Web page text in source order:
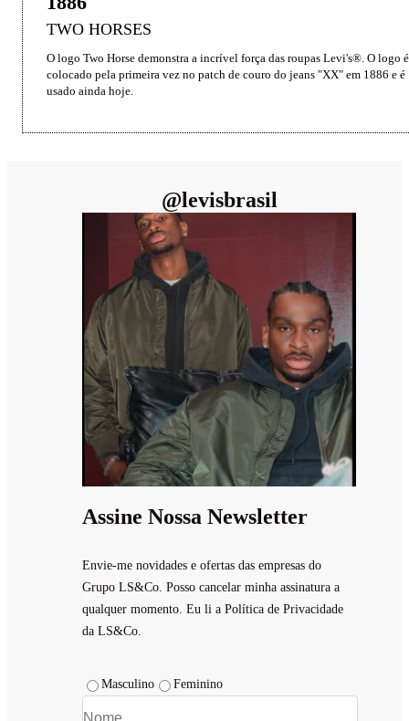
TWO HORSES
O logo Two Horse demonstra a incrível força das roupas Levi's®. O logo é
colocado pela primeira vez no patch de couro do jeans "XX" em 1886 e é
usado ainda hoje.
@levisbrasil
Assine Nossa Newsletter
Envie-me novidades e ofertas das empresas do
Grupo LS&Co. Posso cancelar minha assinatura a
qualquer momento. Eu li a Política de Privacidade
da LS&Co.
Masculino Feminino